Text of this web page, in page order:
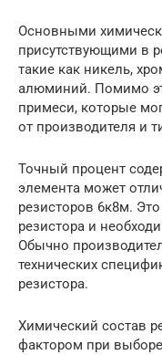
Основными
присутствующими в
такие как никель,
алюминий. Помимо
примеси, которые
от производителя и
Точный процент
элемента может
резисторов 6к8м.
резистора и
Обычно
технических
резистора.
Химический состав
фактором при